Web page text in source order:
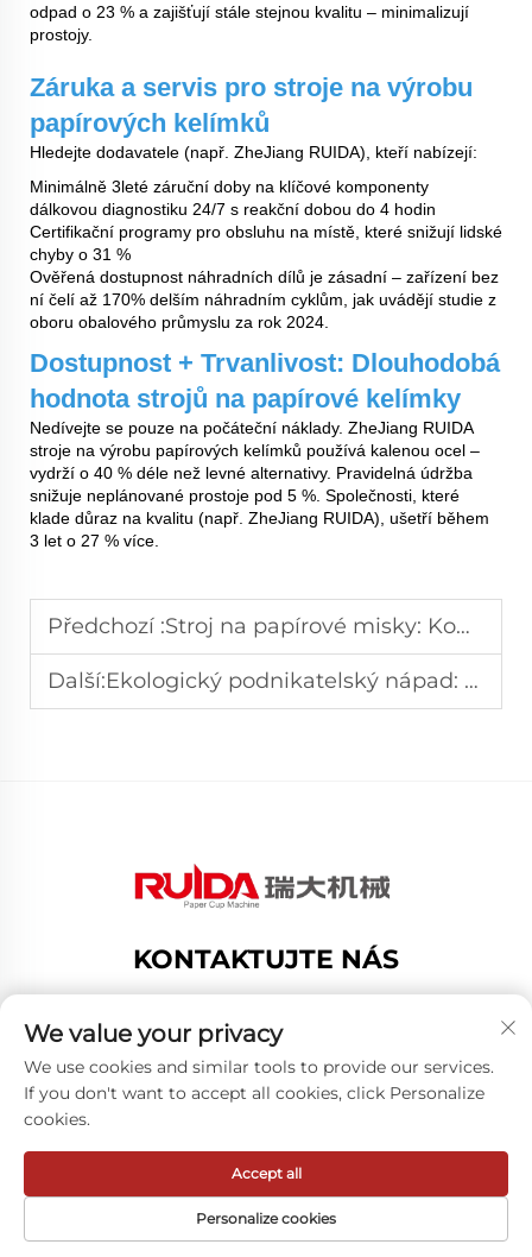
odpad o 23 % a zajišťují stále stejnou kvalitu – minimalizují
prostojy.
Záruka a servis pro stroje na výrobu
papírových kelímků
Hledejte dodavatele (např. ZheJiang RUIDA), kteří nabízejí:
Minimálně 3leté záruční doby na klíčové komponenty
dálkovou diagnostiku 24/7 s reakční dobou do 4 hodin
Certifikační programy pro obsluhu na místě, které snižují lidské
chyby o 31 %
Ověřená dostupnost náhradních dílů je zásadní – zařízení bez
ní čelí až 170% delším náhradním cyklům, jak uvádějí studie z
oboru obalového průmyslu za rok 2024.
Dostupnost + Trvanlivost: Dlouhodobá
hodnota strojů na papírové kelímky
Nedívejte se pouze na počáteční náklady. ZheJiang RUIDA
stroje na výrobu papírových kelímků používá kalenou ocel –
vydrží o 40 % déle než levné alternativy. Pravidelná údržba
snižuje neplánované prostoje pod 5 %. Společnosti, které
klade důraz na kvalitu (např. ZheJiang RUIDA), ušetří během
3 let o 27 % více.
Předchozí :Stroj na papírové misky: Kompletní návod k vlastnostem, výhodám a tipům na nákup
Další:Ekologický podnikatelský nápad: Zahájte výrobu papírových misek
KONTAKTUJTE NÁS
zone,ru ian city,zhejiang provice,china
Tel:
E-mail:[email protected]
Všechna práva vyhrazena © ZheJiang RUIDA Machinery
Zásady ochrany osobních údajů
We value your privacy
We use cookies and similar tools to provide our services.
If you don't want to accept all cookies, click Personalize
cookies.
Personalize cookies
Accept all